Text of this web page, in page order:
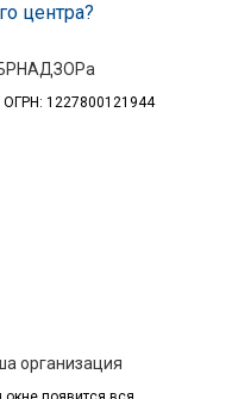
центра?
ОГРН: 1227800121944
организация